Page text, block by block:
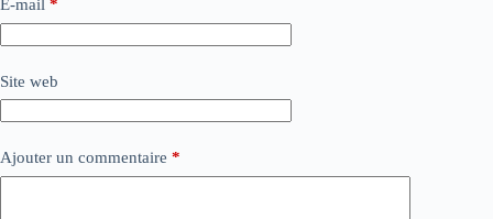
E-mail *
Site web
Ajouter un commentaire *